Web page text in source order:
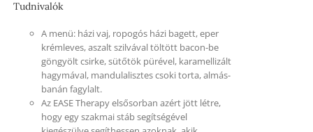
Tudnivalók
A menü: házi vaj, ropogós házi bagett, eper
krémleves, aszalt szilvával töltött bacon-be
göngyölt csirke, sütőtök pürével, karamellizált
hagymával, mandulalisztes csoki torta, almás-
banán fagylalt.
Az EASE Therapy elsősorban azért jött létre,
hogy egy szakmai stáb segítségével